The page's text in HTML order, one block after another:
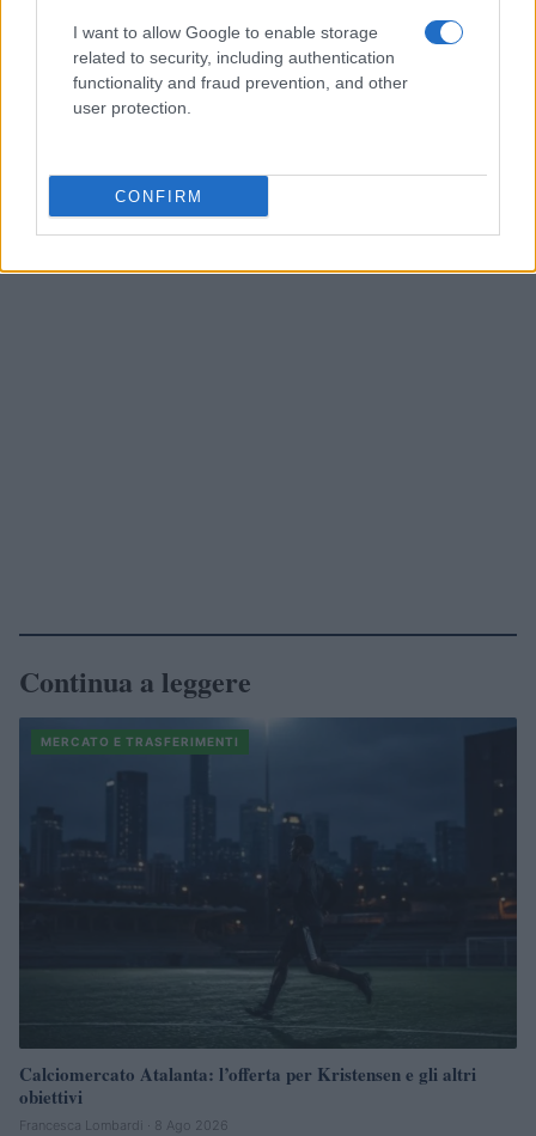
I want to allow Google to enable storage
related to security, including authentication
functionality and fraud prevention, and other
user protection.
CONFIRM
cronaca' e conserva i fogli di appunti del
debutto tecnico in autodromo.
Continua a leggere
MERCATO E TRASFERIMENTI
Calciomercato Atalanta: l’offerta per Kristensen e gli altri
obiettivi
Francesca Lombardi · 8 Ago 2026